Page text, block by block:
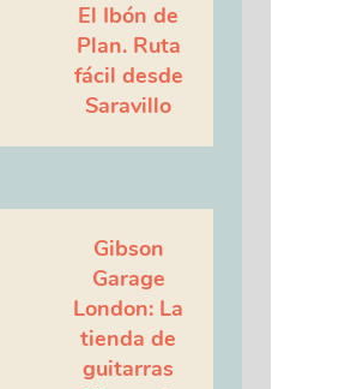
El Ibón de
Plan. Ruta
fácil desde
Saravillo
Gibson
Garage
London: La
tienda de
guitarras